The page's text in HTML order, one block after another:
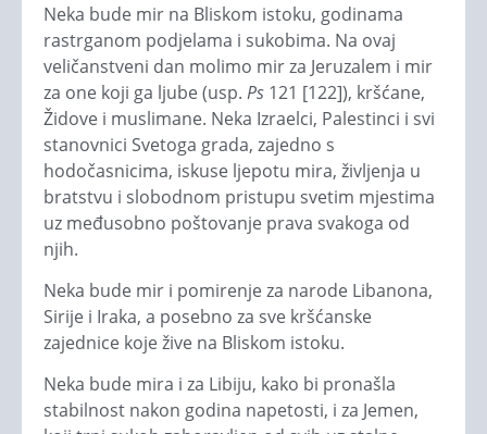
Neka bude mir na Bliskom istoku, godinama
rastrganom podjelama i sukobima. Na ovaj
veličanstveni dan molimo mir za Jeruzalem i mir
za one koji ga ljube (usp. Ps 121 [122]), kršćane,
Židove i muslimane. Neka Izraelci, Palestinci i svi
stanovnici Svetoga grada, zajedno s
hodočasnicima, iskuse ljepotu mira, življenja u
bratstvu i slobodnom pristupu svetim mjestima
uz međusobno poštovanje prava svakoga od
njih.
Neka bude mir i pomirenje za narode Libanona,
Sirije i Iraka, a posebno za sve kršćanske
zajednice koje žive na Bliskom istoku.
Neka bude mira i za Libiju, kako bi pronašla
stabilnost nakon godina napetosti, i za Jemen,